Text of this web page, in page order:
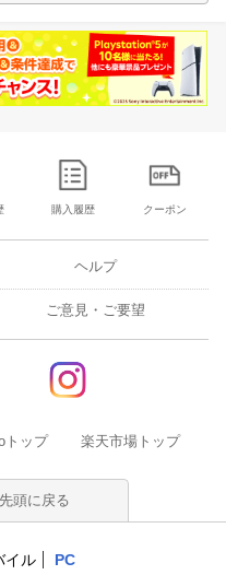
購入履歴 クーポン
ヘルプ
ご意見・ご要望
トップ 楽天市場トップ
頭に戻る
イル PC